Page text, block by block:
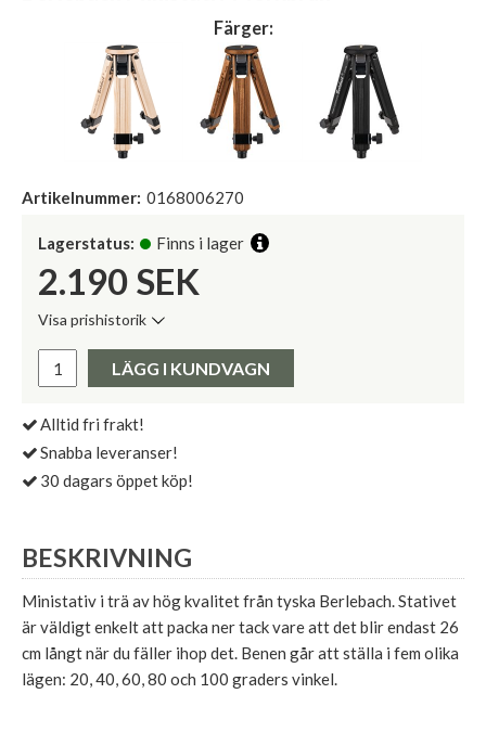
Färger:
Artikelnummer: 0168006270
Lagerstatus: Finns i lager
2.190 SEK
Visa prishistorik
Pris:
LÄGG I KUNDVAGN
Alltid fri frakt!
Snabba leveranser!
30 dagars öppet köp!
BESKRIVNING
Ministativ i trä av hög kvalitet från tyska Berlebach. Stativet
är väldigt enkelt att packa ner tack vare att det blir endast 26
cm långt när du fäller ihop det. Benen går att ställa i fem olika
lägen: 20, 40, 60, 80 och 100 graders vinkel.